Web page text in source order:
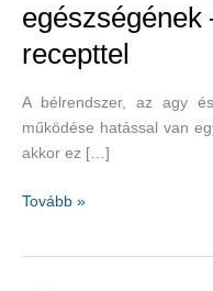
egészségének
recepttel
A bélrendszer, az agy
működése hatással van
akkor ez […]
Gyógynövények,
Tovább »